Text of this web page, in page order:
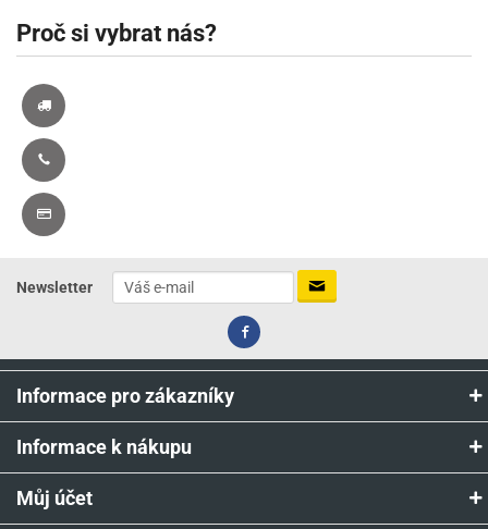
Proč si vybrat nás?
Newsletter
Informace pro zákazníky
Informace k nákupu
Můj účet